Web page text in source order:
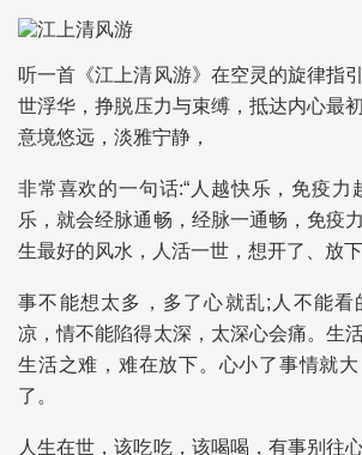
听一首《江上清风游》在空灵的旋律指
世浮华，挣脱压力与束缚，抵达内心
意境悠远，淡雅宁静，
非常喜欢的一句话:“人越快乐，免疫力
乐，就会经脉通畅，经脉一通畅，免疫
生最好的风水，人活一世，想开了、放下
事不能想太多，多了心就乱;人不能看
凉，情不能陷得太深，太深心会痛。生
生活之难，难在放下。心小了事情就
了。
人生在世，该吃吃，该喝喝，有事别往